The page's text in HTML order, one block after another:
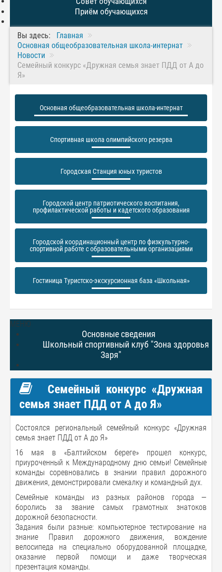
Приём обучающихся
Вы здесь:
Главная
Основная общеобразовательная школа-интернат
Новости
Семейный конкурс «Дружная семья знает ПДД от А до
Я»
Основная общеобразовательная школа-интернат
Спортивная школа олимпийского резерва
Городская Станция юных туристов
Городской центр патриотического воспитания,
профилактической работы и кадетского образования
Городской координационный центр по физкультурно-
спортивной работе с образовательными организациями
Гостиница Туристско-экскурсионная база «Школьная»
МЕНЮ
Основные сведения
Школьный спортивный клуб "Зона здоровья
Заря"
Семейный конкурс «Дружная
семья знает ПДД от А до Я»
Состоялся региональный семейный конкурс «Дружная
семья знает ПДД от А до Я»
16 мая в «Балтийском береге» прошел конкурс,
приуроченный к Международному дню семьи! Семейные
команды соревновались в знании правил дорожного
движения, демонстрировали смекалку и командный дух.
Семейные команды из разных районов города —
боролись за звание самых грамотных знатоков
дорожной безопасности.
Задания были разные: компьютерное тестирование на
знание Правил дорожного движения, вождение
велосипеда на специально оборудованной площадке,
оказание первой помощи и даже творческая
презентация команды.